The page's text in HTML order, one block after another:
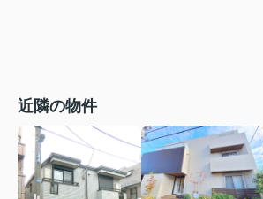
近隣の物件